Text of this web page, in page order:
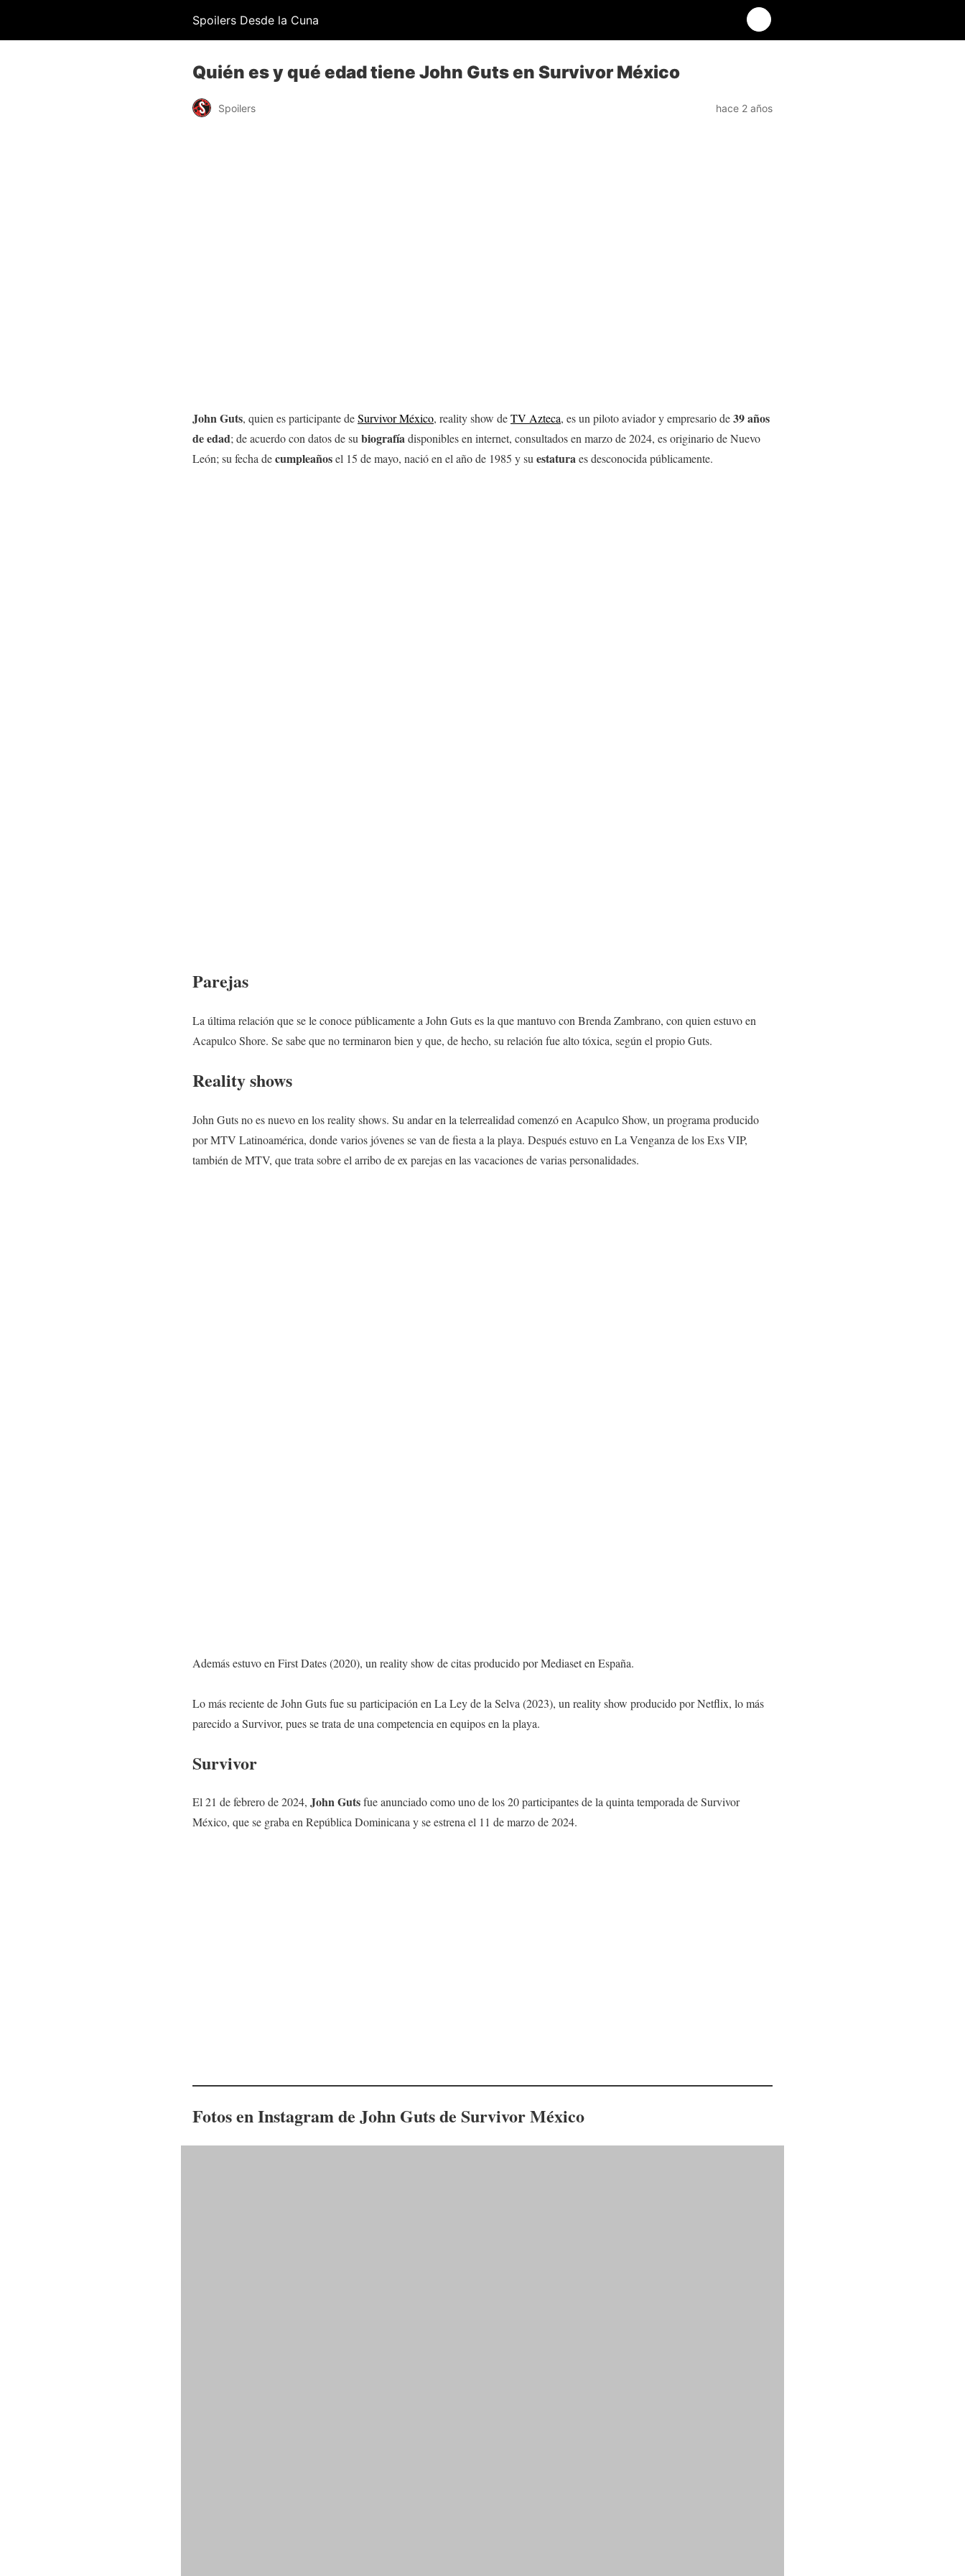
Spoilers Desde la Cuna
Quién es y qué edad tiene John Guts en Survivor México
Spoilers hace 2 años
John Guts, quien es participante deSurvivor México, reality show deTV Azteca, es un piloto aviador y empresario de39 años
de edad; de acuerdo con datos de su biografíadisponibles en internet, consultados en marzo de 2024, es originario de Nuevo
León; su fecha decumpleañosel 15 de mayo, nació en el año de 1985 y su estaturaes desconocida públicamente.
Parejas
La última relación que se le conoce públicamente a John Guts es la que mantuvo con Brenda Zambrano, con quien estuvo en
Acapulco Shore. Se sabe que no terminaron bien y que, de hecho, su relación fue alto tóxica, según el propio Guts.
Reality shows
John Guts no es nuevo en los reality shows. Su andar en la telerrealidad comenzó en Acapulco Show, un programa producido
por MTV Latinoamérica, donde varios jóvenes se van de fiesta a la playa. Después estuvo en La Venganza de los Exs VIP,
también de MTV, que trata sobre el arribo de ex parejas en las vacaciones de varias personalidades.
Además estuvo en First Dates (2020), un reality show de citas producido por Mediaset en España.
Lo más reciente de John Guts fue su participación en La Ley de la Selva (2023), un reality show producido por Netflix, lo más
parecido a Survivor, pues se trata de una competencia en equipos en la playa.
Survivor
El 21 de febrero de 2024, John Gutsfue anunciado como uno de los 20 participantes de la quinta temporada de Survivor
México, que se graba en República Dominicana y se estrena el 11 de marzo de 2024.
Fotos en Instagram de John Guts de Survivor México